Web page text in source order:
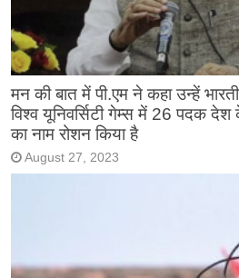
मन की बात में पी.एम ने कहा उन्हें
विश्व यूनिवर्सिटी गेम्स में 26 पदक
का नाम रोशन किया है
August 27, 2023